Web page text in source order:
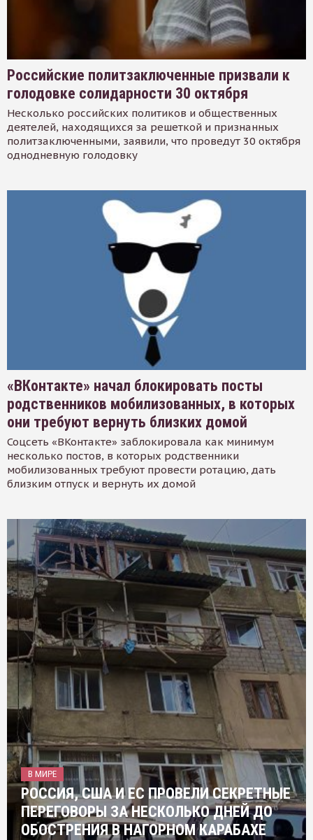
Российские политзаключенные призвали к
голодовке солидарности 30 октября
Несколько российских политиков и общественных
деятелей, находящихся за решеткой и признанных
политзаключенными, заявили, что проведут 30 октября
однодневную голодовку
«ВКонтакте» начал блокировать посты
родственников мобилизованных, в которых
они требуют вернуть близких домой
Соцсеть «ВКонтакте» заблокировала как минимум
несколько постов, в которых родственники
мобилизованных требуют провести ротацию, дать
близким отпуск и вернуть их домой
В МИРЕ
РОССИЯ, США И ЕС ПРОВЕЛИ СЕКРЕТНЫЕ
ПЕРЕГОВОРЫ ЗА НЕСКОЛЬКО ДНЕЙ ДО
ОБОСТРЕНИЯ В НАГОРНОМ КАРАБАХЕ